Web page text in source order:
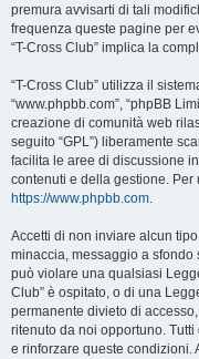
premura avvisarti di tali
frequenza queste pagine per
“T-Cross Club” implica la
“T-Cross Club” utilizza il
“www.phpbb.com”, “phpBB
creazione di comunità web
seguito “GPL”) liberamente
facilita le aree di discussione
contenuti e della gestione.
https://www.phpbb.com.
Accetti di non inviare alcun
minaccia, messaggio a
può violare una qualsiasi
Club” è ospitato, o di una
permanente divieto di
ritenuto da noi opportuno.
e rinforzare queste condizioni.